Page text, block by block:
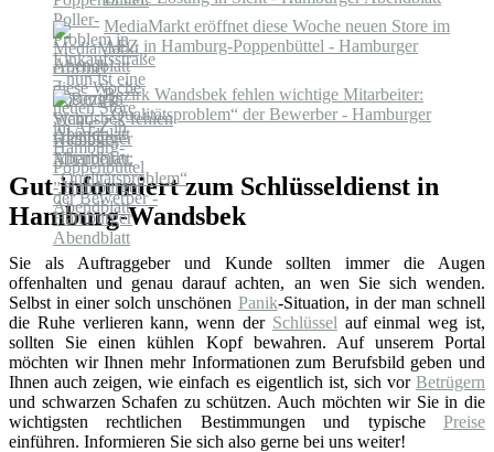
MediaMarkt eröffnet diese Woche neuen Store im
AEZ in Hamburg-Poppenbüttel - Hamburger
Abendblatt
Bezirk Wandsbek fehlen wichtige Mitarbeiter:
„Qualitätsproblem“ der Bewerber - Hamburger
Abendblatt
Gut informiert zum Schlüsseldienst in
Hamburg-Wandsbek
Sie als Auftraggeber und Kunde sollten immer die Augen
offenhalten und genau darauf achten, an wen Sie sich wenden.
Selbst in einer solch unschönen Panik-Situation, in der man schnell
die Ruhe verlieren kann, wenn der Schlüssel auf einmal weg ist,
sollten Sie einen kühlen Kopf bewahren. Auf unserem Portal
möchten wir Ihnen mehr Informationen zum Berufsbild geben und
Ihnen auch zeigen, wie einfach es eigentlich ist, sich vor Betrügern
und schwarzen Schafen zu schützen. Auch möchten wir Sie in die
wichtigsten rechtlichen Bestimmungen und typische Preise
einführen. Informieren Sie sich also gerne bei uns weiter!